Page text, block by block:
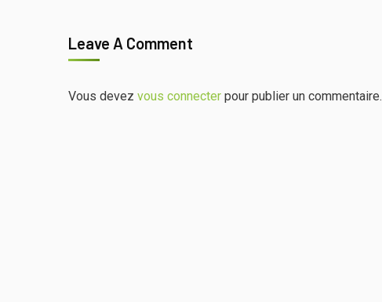
Leave A Comment
Vous devez vous connecter pour publier un commentaire.